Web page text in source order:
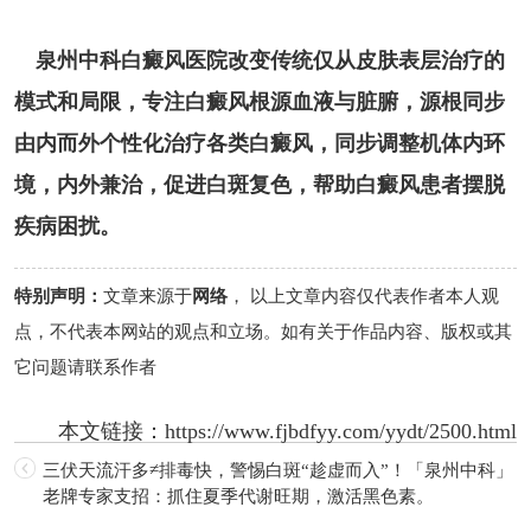
泉州中科白癜风医院改变传统仅从皮肤表层治疗的
模式和局限，专注白癜风根源血液与脏腑，源根同步
由内而外个性化治疗各类白癜风，同步调整机体内环
境，内外兼治，促进白斑复色，帮助白癜风患者摆脱
疾病困扰。
特别声明： 文章来源于网络， 以上文章内容仅代表作者本人观
点，不代表本网站的观点和立场。如有关于作品内容、版权或其
它问题请联系作者
本文链接：https://www.fjbdfyy.com/yydt/2500.html
三伏天流汗多≠排毒快，警惕白斑“趁虚而入”！「泉州中科」
老牌专家支招：抓住夏季代谢旺期，激活黑色素。